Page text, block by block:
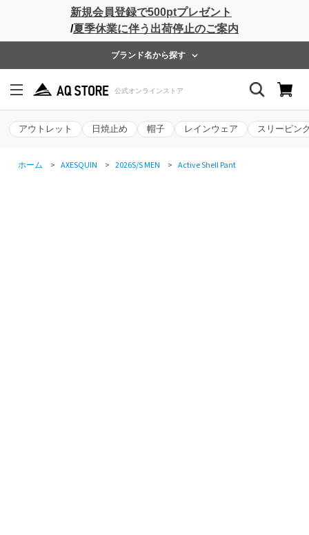
新規会員登録で500ptプレゼント
/夏季休業に伴う出荷停止のご案内
ブランド名から探す
アウトレット 日焼止め 帽子 レインウェア スリーピン
ホーム > AXESQUIN > 2026S/S MEN > Active Shell Pant